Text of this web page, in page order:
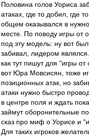
Половина голов Уориса
атаках, где то добил, где
общем оказывался в
месте. По поводу игры от
под эту модель: ну вот
забивал, лидером
как тут пишут для "игры
вот Юра Мовсисян, тоже
позиционных атак, но
атаки нужно быстро
в центре поля и ждать
займут оборонительные
сказ про миф о Уорисе и
Для таких игроков